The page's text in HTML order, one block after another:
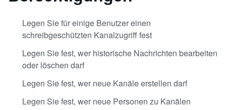
Legen Sie für einige Benutzer einen
schreibgeschützten Kanalzugriff fest
Legen Sie fest, wer historische Nachrichten bearbeiten
oder löschen darf
Legen Sie fest, wer neue Kanäle erstellen darf
Legen Sie fest, wer neue Personen zu Kanälen